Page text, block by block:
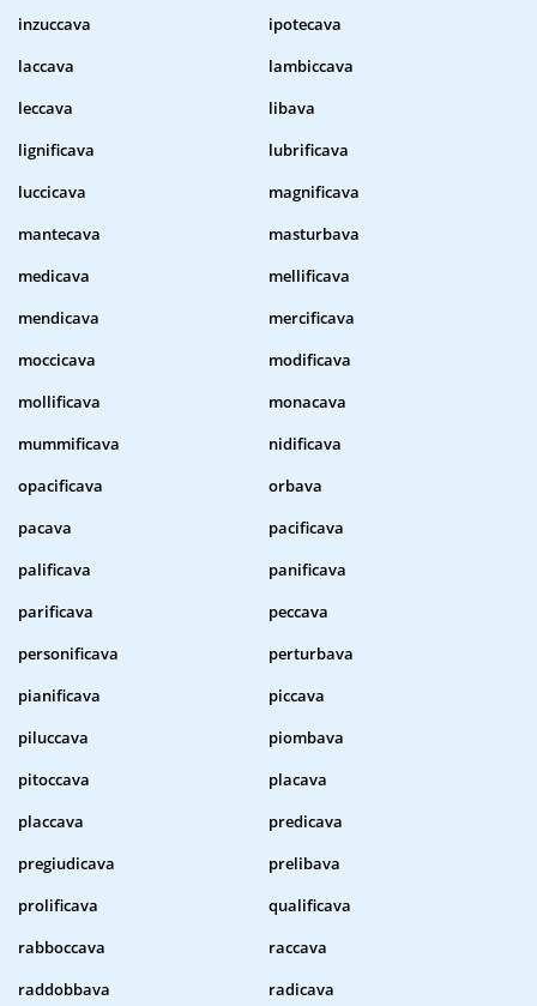
inzuccava
ipotecava
laccava
lambiccava
leccava
libava
lignificava
lubrificava
luccicava
magnificava
mantecava
masturbava
medicava
mellificava
mendicava
mercificava
moccicava
modificava
mollificava
monacava
mummificava
nidificava
opacificava
orbava
pacava
pacificava
palificava
panificava
parificava
peccava
personificava
perturbava
pianificava
piccava
piluccava
piombava
pitoccava
placava
placcava
predicava
pregiudicava
prelibava
prolificava
qualificava
rabboccava
raccava
raddobbava
radicava